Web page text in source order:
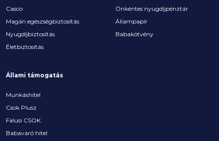
Casco
Magán egészségbiztosítás
Nyugdíjbiztosítás
Életbiztosítás
Önkéntes nyugdíjpénztár
Állampapír
Babakötvény
Állami támogatás
Munkáshitel
Csok Plusz
Falusi CSOK
Babaváró hitel